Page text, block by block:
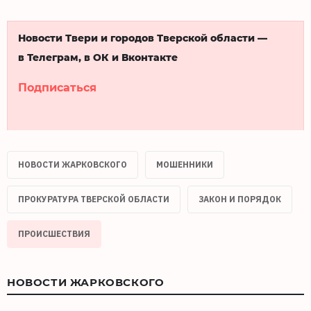
Новости Твери и городов Тверской области —
в Телеграм, в ОК и Вконтакте
Подписаться
НОВОСТИ ЖАРКОВСКОГО МОШЕННИКИ
ПРОКУРАТУРА ТВЕРСКОЙ ОБЛАСТИ ЗАКОН И ПОРЯДОК
ПРОИСШЕСТВИЯ
НОВОСТИ ЖАРКОВСКОГО